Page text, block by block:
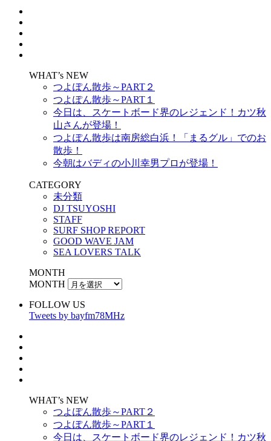
WHAT’s NEW
つよぽん散歩～PART２
つよぽん散歩～PART１
今日は、スケートボード界のレジェンド！カツ秋
山さんが登場！
つよぽん散歩は南房総白浜！「まるグル」でのお
散歩！
今朝はバディの小川幸男プロが登場！
CATEGORY
未分類
DJ TSUYOSHI
STAFF
SURF SHOP REPORT
GOOD WAVE JAM
SEA LOVERS TALK
MONTH
MONTH
FOLLOW US
Tweets by bayfm78MHz
WHAT’s NEW
つよぽん散歩～PART２
つよぽん散歩～PART１
今日は、スケートボード界のレジェンド！カツ秋